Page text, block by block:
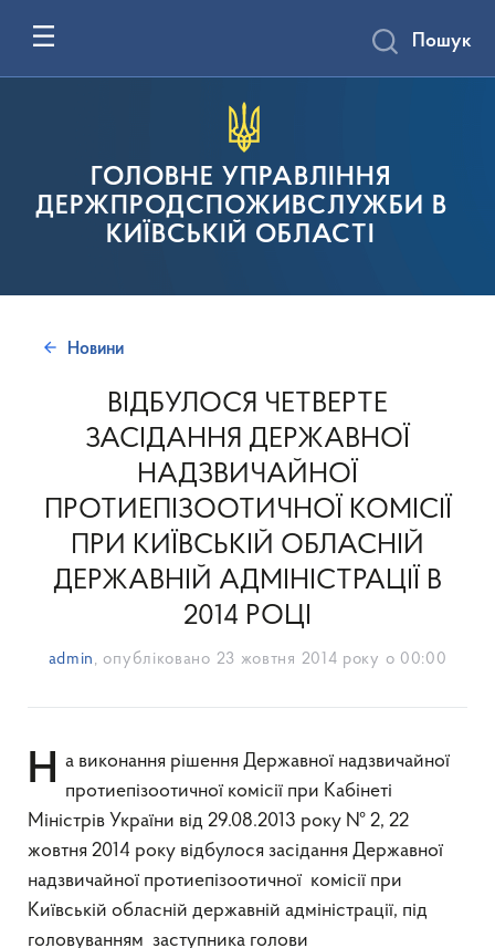
ГОЛОВНЕ УПРАВЛІННЯ
ДЕРЖПРОДСПОЖИВСЛУЖБИ В
КИЇВСЬКІЙ ОБЛАСТІ
Пошук
Новини
ВІДБУЛОСЯ ЧЕТВЕРТЕ
ЗАСІДАННЯ ДЕРЖАВНОЇ
НАДЗВИЧАЙНОЇ
ПРОТИЕПІЗООТИЧНОЇ КОМІСІЇ
ПРИ КИЇВСЬКІЙ ОБЛАСНІЙ
ДЕРЖАВНІЙ АДМІНІСТРАЦІЇ В
2014 РОЦІ
admin , опубліковано 23 жовтня 2014 року о 00:00
На виконання рішення Державної надзвичайної протиепізоотичної комісії при Кабінеті
Міністрів України від 29.08.2013 року № 2, 22
жовтня 2014 року відбулося засідання Державної
надзвичайної протиепізоотичної комісії при
Київській обласній державній адміністрації, під
головуванням заступника голови